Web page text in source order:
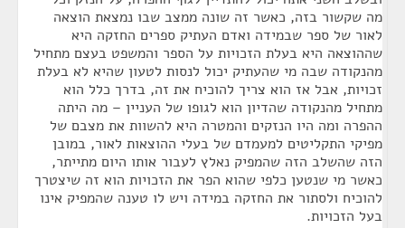
מה שקשור בזה, כאשר זה שונה ממצב שבו נמצאת הוצאה
לאור של ספר שבמידה ואדם העתיק ספרים החזקה היא
שההוצאה היא בעלת הזכויות על הספר והמשפט בעצם מתחיל
מהנקודה שבה מי שהעתיק יכול לנסות לטעון שהיא לא בעלת
זכויות, אבל אז הוא צריך להוכיח את זה, בדרך כלל הוא
מתחיל מהנקודה שהדיון הוא לגופו של העניין – מה היתה
ההפרה ומה היו הנזקים והמטרה היא להשוות את מצבם של
מפיקי התקליטים למעמדם של בעלי ההוצאות לאור, במובן
הזה שהשלב הזה שהמפיק נאלץ לעבור אותו היום מתייתר,
כאשר מי שנטען כלפי שהוא הפר את הזכויות הוא זה שיצטרך
להוכיח ולסתור את החזקה במידה ויש לו טענה שהמפיק אינו
בעל הזכויות.